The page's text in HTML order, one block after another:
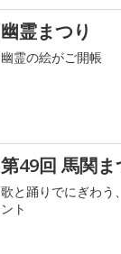
幽霊まつり
幽霊の絵がご開帳
第49回 馬関ま
歌と踊りでにぎわう
ント